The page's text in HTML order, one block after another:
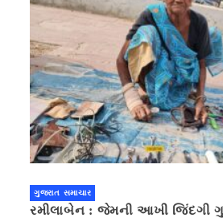
ગુજરાત સમાચાર
રમીલાબેન : જેમની આખી જિંદગી